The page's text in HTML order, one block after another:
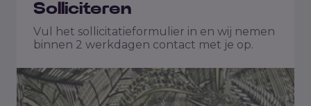
Solliciteren
Vul het sollicitatieformulier in en wij nemen
binnen 2 werkdagen contact met je op.